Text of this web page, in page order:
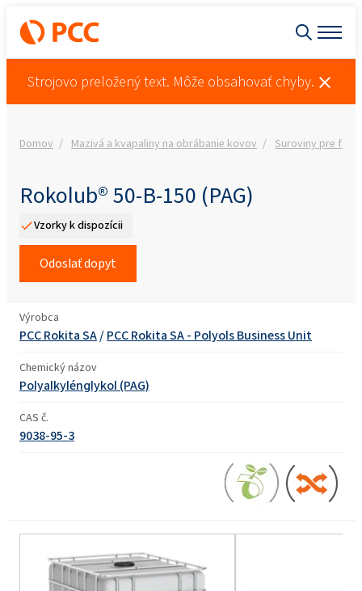
Strojovo preložený text. Môže obsahovať chyby.
Domov Mazivá a kvapaliny na obrábanie kovov Suroviny pre
Rokolub® 50-B-150 (PAG)
Vzorky k dispozícii
Odoslať dopyt
Výrobca
PCC Rokita SA/PCC Rokita SA - Polyols Business Unit
Chemický názov
Polyalkylénglykol (PAG)
CAS č.
9038-95-3